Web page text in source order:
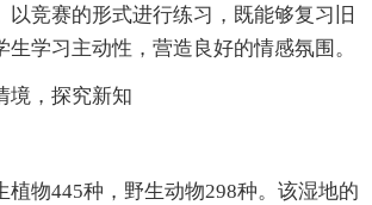
以竞赛的形式进行练习，既能够复习旧
学习主动性，营造良好的情感氛围。
境，探究新知
植物445种，野生动物298种。该湿地的